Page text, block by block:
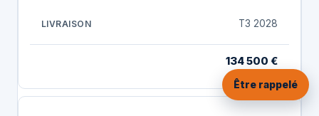
T3 2028
134 500 €
Être rappelé